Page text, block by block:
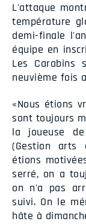
L'attaque
température
demi-finale
équipe en
Les Carabins
neuvième fois
«Nous étions
sont toujours
la joueuse
(Gestion arts
étions
serré, on a
on n'a pas
suivi. On le
hâte à